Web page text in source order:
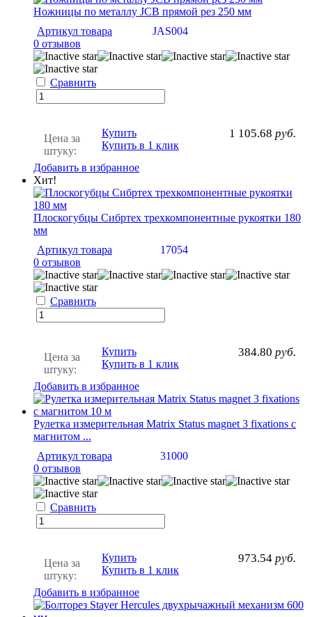
Ножницы по металлу JCB прямой рез 250 мм
Артикул товара
JAS004
0 отзывов
Сравнить
Цена за
штуку:
1 105.68 руб.
Купить
Купить в 1 клик
Добавить в избранное
Хит!
Плоскогубцы Сибртех трехкомпонентные рукоятки 180
мм
Артикул товара
17054
0 отзывов
Сравнить
Цена за
штуку:
384.80 руб.
Купить
Купить в 1 клик
Добавить в избранное
Рулетка измерительная Matrix Status magnet 3 fixations с
магнитом ...
Артикул товара
31000
0 отзывов
Сравнить
Цена за
штуку:
973.54 руб.
Купить
Купить в 1 клик
Добавить в избранное